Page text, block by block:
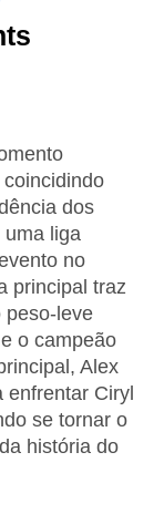
dos
uma liga
no
principal traz
peso-leve
o campeão
Alex
Ciryl
se tornar o
história do